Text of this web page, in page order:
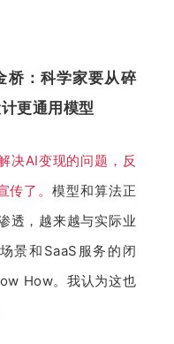
桥：科学家要从碎
更通用模型
决AI变现的问题，反
传了。模型和算法正
透，越来越与实际业
景和SaaS服务的闭
How。我认为这也